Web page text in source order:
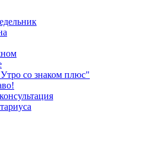
со знаком плюс"